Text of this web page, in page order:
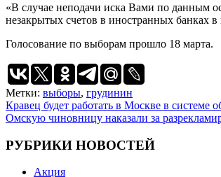
«В случае неподачи иска Вами по данным
незакрытых счетов в иностранных банках
Голосование по выборам прошло 18 марта.
Метки: выборы, грудинин
Навигация
по
записям
Кравец будет работать в Москве в системе
Омскую чиновницу наказали за
РУБРИКИ НОВОСТЕЙ
Акция